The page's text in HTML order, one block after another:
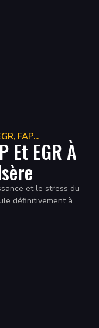
FAP...
Et EGR À
et le stress du
définitivement à